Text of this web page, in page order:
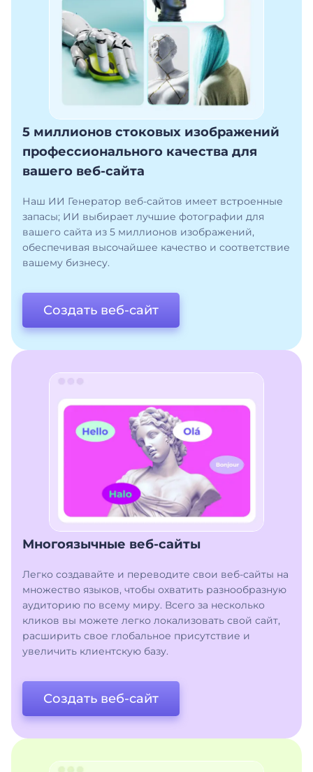
5 миллионов стоковых изображений
профессионального качества для
вашего веб-сайта
Наш ИИ Генератор веб-сайтов имеет встроенные
запасы; ИИ выбирает лучшие фотографии для
вашего сайта из 5 миллионов изображений,
обеспечивая высочайшее качество и соответствие
вашему бизнесу.
Создать веб-сайт
Многоязычные веб-сайты
Легко создавайте и переводите свои веб-сайты на
множество языков, чтобы охватить разнообразную
аудиторию по всему миру. Всего за несколько
кликов вы можете легко локализовать свой сайт,
расширить свое глобальное присутствие и
увеличить клиентскую базу.
Создать веб-сайт